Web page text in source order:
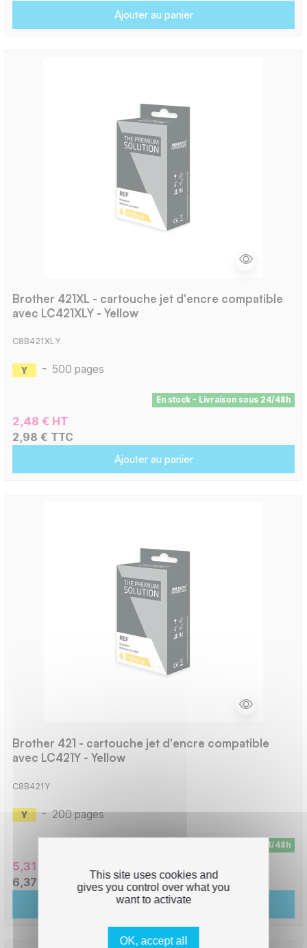
Ajouter au panier
Brother 421XL - cartouche jet d'encre compatible
avec LC421XLY - Yellow
C8B421XLY
- 500 pages
En stock - Livraison sous 24/48h
2,48 € HT
2,98 € TTC
Ajouter au panier
Brother 421 - cartouche jet d'encre compatible
avec LC421Y - Yellow
C8B421Y
-200 pages
En stock - Livraison sous 24/48h
5,31 € HT
6,37 € TTC
Ajouter au panier
This site uses cookies and
gives you control over what you
want to activate
OK, accept all